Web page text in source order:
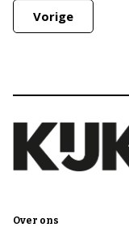
Vorige
Over ons